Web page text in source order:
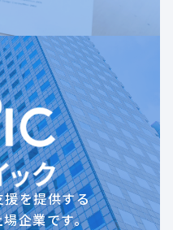
援を提供する
企業です。